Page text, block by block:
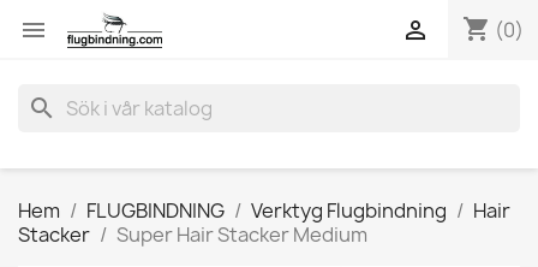
 shopping_cart (0)

search
Hem FLUGBINDNING Verktyg Flugbindning
Hair
Stacker
Super Hair Stacker Medium